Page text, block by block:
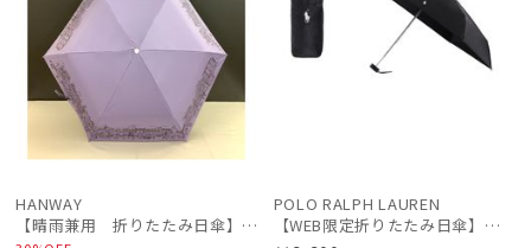
HANWAY
【晴雨兼用 折りたたみ日傘】ハンウェイ（ＨＡＮＷＡＹ）HW street（ハンウェイ・ストリート）
POLO RALPH LAUREN
【WEB限定折りたたみ日傘】ポロ ラルフ ローレン(POLO RALPH LAUREN)ワンポイントポロ刺繍×サコッシュ 遮光100% UV100%